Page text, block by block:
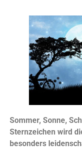
Sommer, Sonne,
Sternzeichen wird
besonders